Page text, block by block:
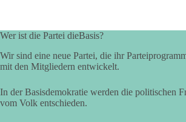
Wer ist die Partei dieBasis?
Wir sind eine neue Partei, die ihr
mit den Mitgliedern entwickelt.
In der Basisdemokratie werden die politischen
vom Volk entschieden.